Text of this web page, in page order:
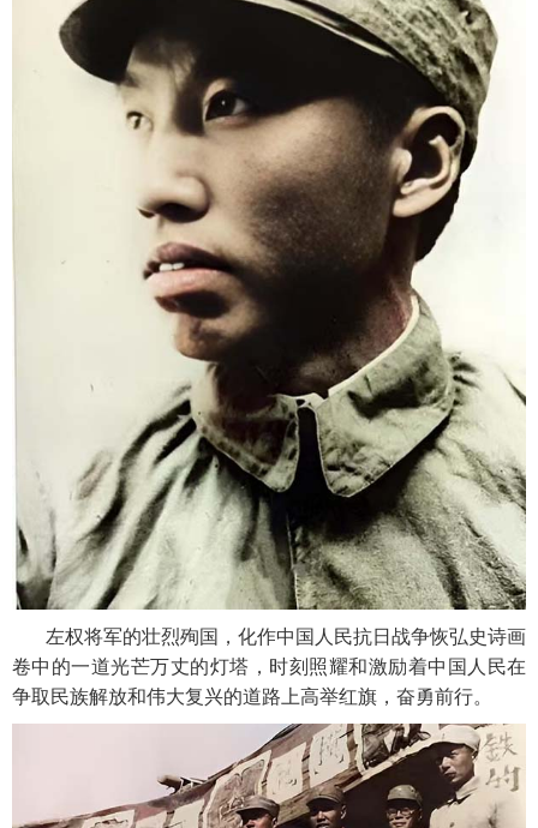
左权将军的壮烈殉国，化作中国人民抗日战争恢弘史诗画
卷中的一道光芒万丈的灯塔，时刻照耀和激励着中国人民在
争取民族解放和伟大复兴的道路上高举红旗，奋勇前行。